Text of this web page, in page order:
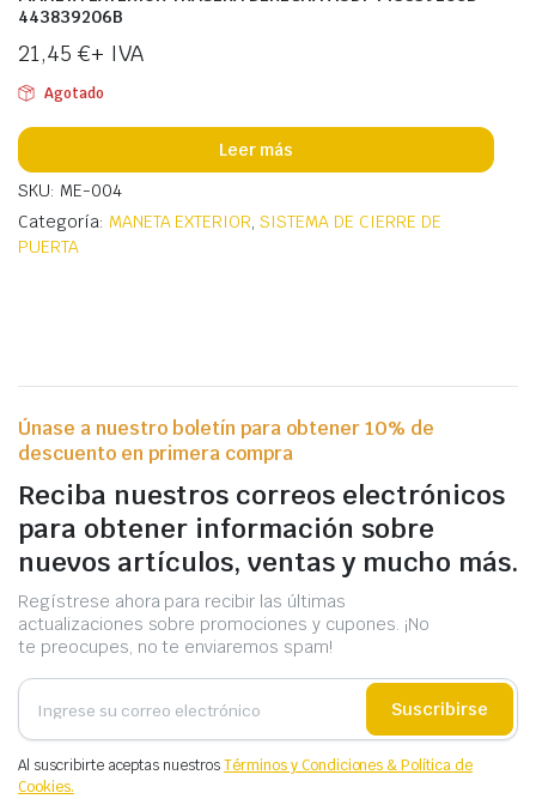
443839206B
21,45 €+ IVA
Agotado
Leer más
SKU: ME-004
Categoría: MANETA EXTERIOR,SISTEMA DE CIERRE DE
PUERTA
Únase a nuestro boletín para obtener 10% de
descuento en primera compra
Reciba nuestros correos electrónicos
para obtener información sobre
nuevos artículos, ventas y mucho más.
Regístrese ahora para recibir las últimas
actualizaciones sobre promociones y cupones. ¡No
te preocupes, no te enviaremos spam!
Suscribirse
Al suscribirte aceptas nuestrosTérminos y Condiciones & Política de
Cookies.